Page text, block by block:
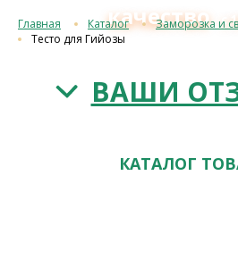
качествос
Главная Каталог
Заморозка и
Тесто для Гийозы
ВАШИ
КАТАЛОГ